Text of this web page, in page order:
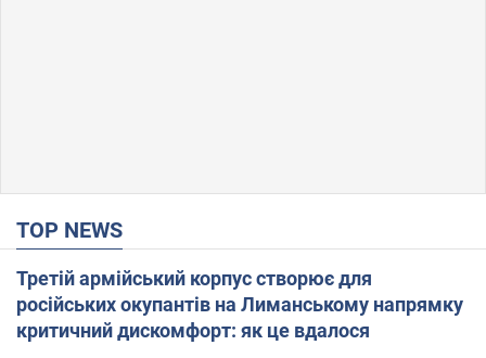
TOP NEWS
Третій армійський корпус створює для
російських окупантів на Лиманському напрямку
критичний дискомфорт: як це вдалося